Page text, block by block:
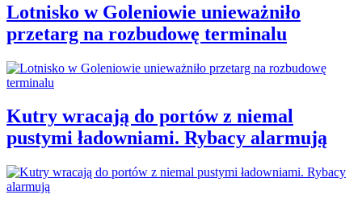
Lotnisko w Goleniowie unieważniło
przetarg na rozbudowę terminalu
Kutry wracają do portów z niemal
pustymi ładowniami. Rybacy alarmują